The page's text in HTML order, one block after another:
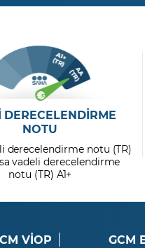
DERECELENDİRME
NOTU
derecelendirme notu (TR)
vadeli derecelendirme
notu (TR) A1+
VİOP GCM